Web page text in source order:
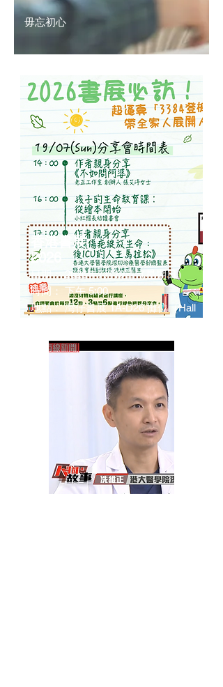
毋忘初心
​香港書展
2026
日期： 2026年7月19日（星期日）
時間： 下午 5:00
地點： 灣仔書展 1A-D26 攤位（Hall